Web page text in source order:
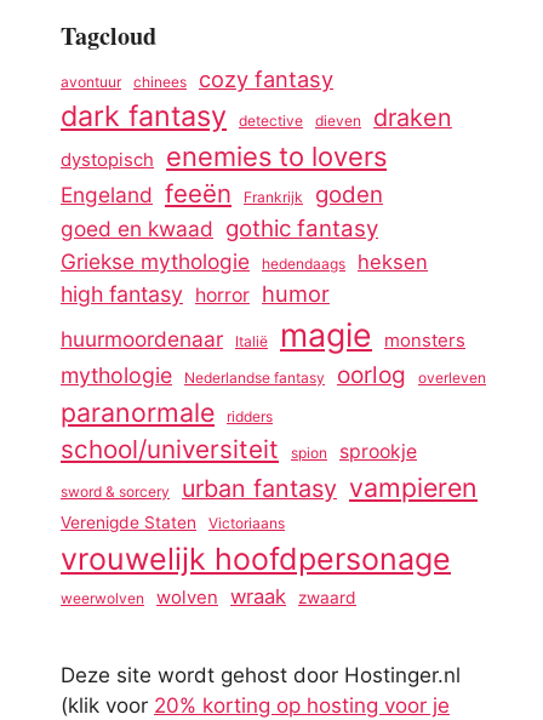
Tagcloud
avontuur chinees cozy fantasy
dark fantasy detective dieven draken
dystopisch enemies to lovers
Engeland feeën Frankrijk goden
goed en kwaad gothic fantasy
Griekse mythologie hedendaags heksen
high fantasy horror humor
huurmoordenaar Italië magie monsters
mythologie Nederlandse fantasy oorlog overleven
paranormale ridders
school/universiteit spion sprookje
sword & sorcery urban fantasy vampieren
Verenigde Staten Victoriaans
vrouwelijk hoofdpersonage
weerwolven wolven wraak zwaard
Deze site wordt gehost door Hostinger.nl
(klik voor 20% korting op hosting voor je